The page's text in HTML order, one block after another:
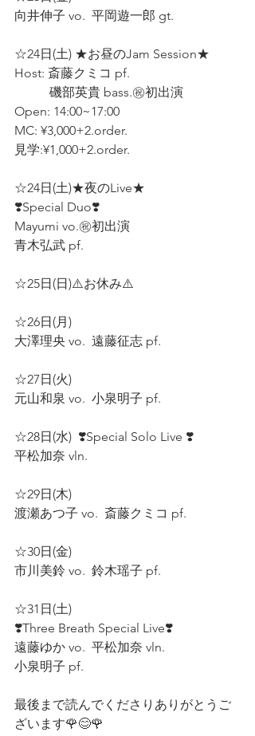
向井伸子 vo.  平岡遊一郎 gt.
☆24日(土) ★お昼のJam Session★
Host: 斎藤クミコ pf.
           磯部英貴 bass.㊗️初出演
Open: 14:00~17:00
MC: ¥3,000+2.order.
見学:¥1,000+2.order.
☆24日(土)★夜のLive★
❣️Special Duo❣️
Mayumi vo.㊗️初出演
青木弘武 pf.
☆25日(日)⚠️お休み⚠️
☆26日(月)
大澤理央 vo.  遠藤征志 pf.
☆27日(火)
元山和泉 vo.  小泉明子 pf.
☆28日(水)  ❣️Special Solo Live ❣️
平松加奈 vln.
☆29日(木)
渡瀬あつ子 vo.  斎藤クミコ pf.
☆30日(金)
市川美鈴 vo.  鈴木瑶子 pf.
☆31日(土)
❣️Three Breath Special Live❣️
遠藤ゆか vo.  平松加奈 vln.
小泉明子 pf.
最後まで読んでくださりありがとうご
ざいます🌹😊🌹